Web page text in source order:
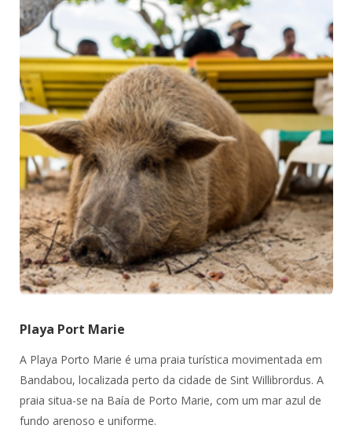
Playa Port Marie
A Playa Porto Marie é uma praia turística movimentada em
Bandabou, localizada perto da cidade de Sint Willibrordus. A
praia situa-se na Baía de Porto Marie, com um mar azul de
fundo arenoso e uniforme.